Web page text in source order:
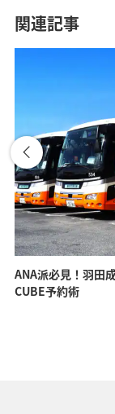
関連記事
ANA派必見！羽田
CUBE予約術